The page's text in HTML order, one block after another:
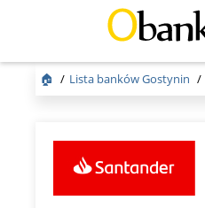
🏠 Lista banków Gostynin